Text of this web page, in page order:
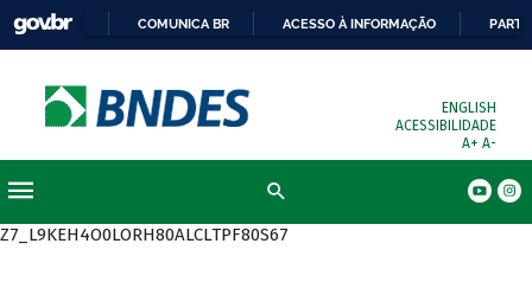
COMUNICA BR ACESSO À INFORMAÇÃO
ENGLISH
ACESSIBILIDADE
A+ A-
Z7_L9KEH4O0LORH80ALCLTPF80S67